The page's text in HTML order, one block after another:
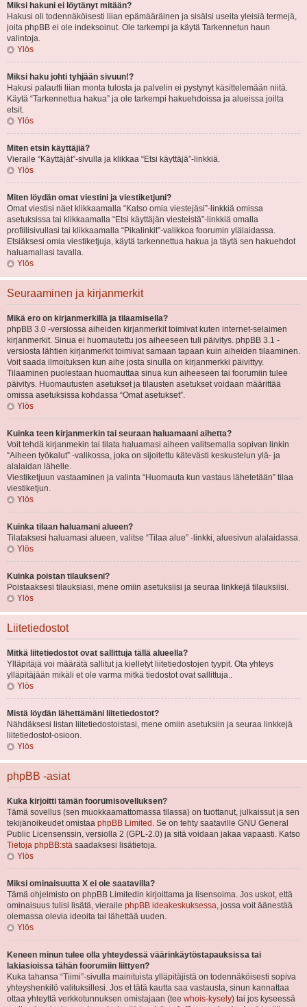
Miksi hakuni ei löytänyt mitään?
Hakusi oli todennäköisesti liian epämääräinen ja sisälsi useita yleisiä termejä,
joita phpBB ei ole indeksoinut. Ole tarkempi ja käytä Tarkennetun haun
valintoja.
Ylös
Miksi haku johti tyhjään sivuun!?
Hakusi palautti liian monta tulosta ja palvelin ei pystynyt käsittelemään niitä.
Käytä “Tarkennettua hakua” ja ole tarkempi hakuehdoissa ja alueissa joilta
etsit.
Ylös
Miten etsin käyttäjiä?
Vieraile “Käyttäjät”-sivulla ja klikkaa “Etsi käyttäjä”-linkkiä.
Ylös
Miten löydän omat viestini ja viestiketjuni?
Omat viestisi näet klikkaamalla “Katso omia viestejäsi”-linkkiä omissa
asetuksissa tai klikkaamalla “Etsi käyttäjän viesteistä”-linkkiä omalla
profiilisivullasi tai klikkaamalla “Pikalinkit”-valikkoa foorumin ylälaidassa.
Etsiäksesi omia viestiketjuja, käytä tarkennettua hakua ja täytä sen hakuehdot
haluamallasi tavalla.
Ylös
Seuraaminen ja kirjanmerkit
Mikä ero on kirjanmerkillä ja tilaamisella?
phpBB 3.0 -versiossa aiheiden kirjanmerkit toimivat kuten internet-selaimen
kirjanmerkit. Sinua ei huomautettu jos aiheeseen tuli päivitys. phpBB 3.1 -
versiosta lähtien kirjanmerkit toimivat samaan tapaan kuin aiheiden tilaaminen.
Voit saada ilmoituksen kun aihe josta sinulla on kirjanmerkki päivittyy.
Tilaaminen puolestaan huomauttaa sinua kun aiheeseen tai foorumiin tulee
päivitys. Huomautusten asetukset ja tilausten asetukset voidaan määrittää
omissa asetuksissa kohdassa “Omat asetukset”.
Ylös
Kuinka teen kirjanmerkin tai seuraan haluamaani aihetta?
Voit tehdä kirjanmekin tai tilata haluamasi aiheen valitsemalla sopivan linkin
“Aiheen työkalut” -valikossa, joka on sijoitettu kätevästi keskustelun ylä- ja
alalaidan lähelle.
Viestiketjuun vastaaminen ja valinta “Huomauta kun vastaus lähetetään” tilaa
viestiketjun.
Ylös
Kuinka tilaan haluamani alueen?
Tilataksesi haluamasi alueen, valitse “Tilaa alue” -linkki, aluesivun alalaidassa.
Ylös
Kuinka poistan tilaukseni?
Poistaaksesi tilauksiasi, mene omiin asetuksiisi ja seuraa linkkejä tilauksiisi.
Ylös
Liitetiedostot
Mitkä liitetiedostot ovat sallittuja tällä alueella?
Ylläpitäjä voi määrätä sallitut ja kielletyt liitetiedostojen tyypit. Ota yhteys
ylläpitäjään mikäli et ole varma mitkä tiedostot ovat sallittuja..
Ylös
Mistä löydän lähettämäni liitetiedostot?
Nähdäksesi listan liitetiedostoistasi, mene omiin asetuksiin ja seuraa linkkejä
liitetiedostot-osioon.
Ylös
phpBB -asiat
Kuka kirjoitti tämän foorumisovelluksen?
Tämä sovellus (sen muokkaamattomassa tilassa) on tuottanut, julkaissut ja sen
tekijänoikeudet omistaa phpBB Limited . Se on tehty saataville GNU General
Public Licensenssin, versiolla 2 (GPL-2.0) ja sitä voidaan jakaa vapaasti. Katso
Tietoja phpBB:stä saadaksesi lisätietoja.
Ylös
Miksi ominaisuutta X ei ole saatavilla?
Tämä ohjelmisto on phpBB Limitedin kirjoittama ja lisensoima. Jos uskot, että
ominaisuus tulisi lisätä, vieraile phpBB ideakeskuksessa, jossa voit äänestää
olemassa olevia ideoita tai lähettää uuden.
Ylös
Keneen minun tulee olla yhteydessä väärinkäytöstapauksissa tai
lakiasioissa tähän foorumiin liittyen?
Kuka tahansa “Tiimi”-sivulla mainituista ylläpitäjistä on todennäköisesti sopiva
yhteyshenkilö valituksillesi. Jos et tätä kautta saa vastausta, sinun kannattaa
ottaa yhteyttä verkkotunnuksen omistajaan (tee whois-kysely) tai jos kyseessä